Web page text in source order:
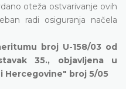
oteža ostvarivanje ovih
radi osiguranja načela
broj U-158/03 od
35., objavljena u
Hercegovine" broj 5/05